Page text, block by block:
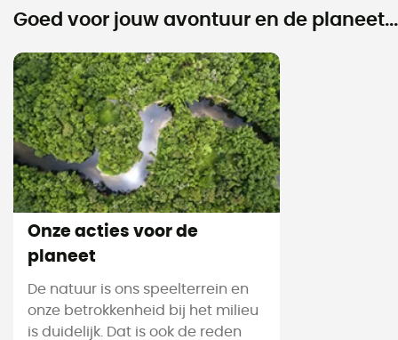
Goed voor jouw avontuur en de planeet...
Onze acties voor de
planeet
De natuur is ons speelterrein en
onze betrokkenheid bij het milieu
is duidelijk. Dat is ook de reden